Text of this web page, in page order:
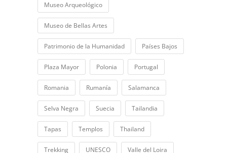
Museo Arqueológico
Museo de Bellas Artes
Patrimonio de la Humanidad Países Bajos
Plaza Mayor Polonia Portugal
Romania Rumanía Salamanca
Selva Negra Suecia Tailandia
Tapas Templos Thailand
Trekking UNESCO Valle del Loira